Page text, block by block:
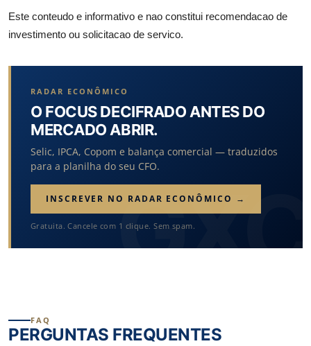
Este conteudo e informativo e nao constitui recomendacao de
investimento ou solicitacao de servico.
RADAR ECONÔMICO
O FOCUS DECIFRADO ANTES DO
MERCADO ABRIR.
Selic, IPCA, Copom e balança comercial — traduzidos
para a planilha do seu CFO.
INSCREVER NO RADAR ECONÔMICO →
Gratuita. Cancele com 1 clique. Sem spam.
FAQ
PERGUNTAS FREQUENTES